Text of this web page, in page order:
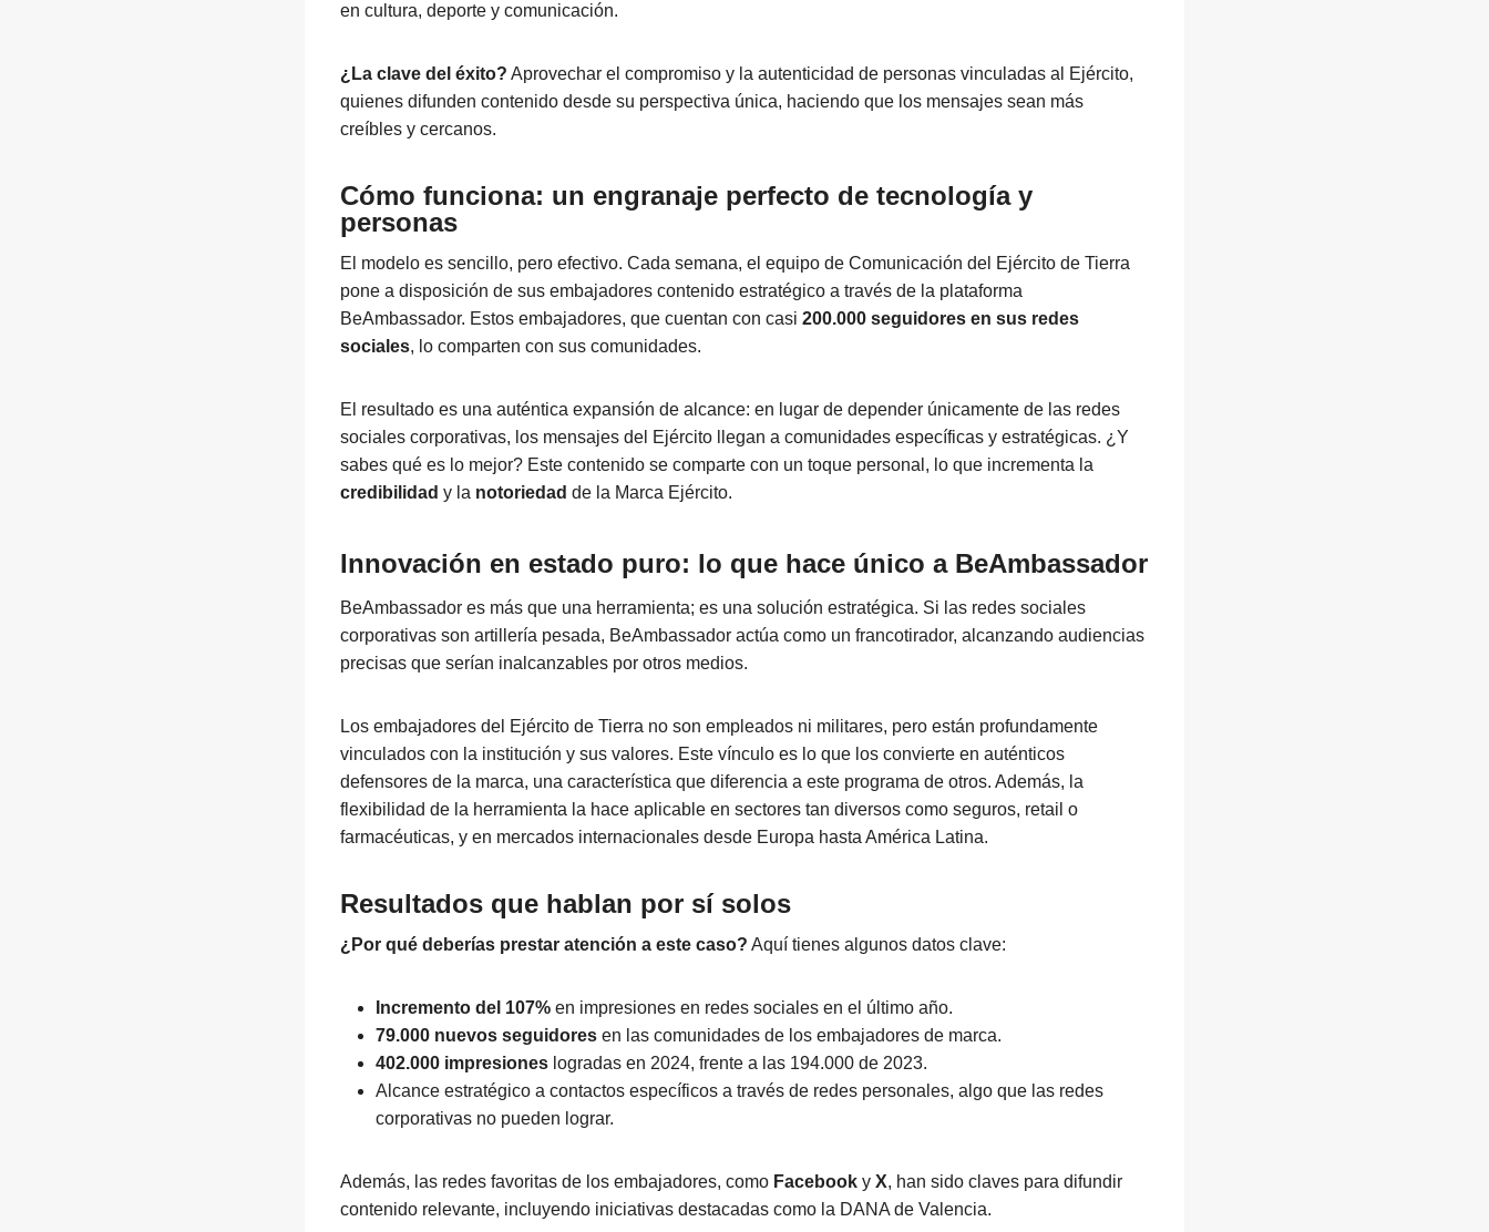
en cultura, deporte y comunicación.
¿La clave del éxito? Aprovechar el compromiso y la autenticidad de personas vinculadas al Ejército,
quienes difunden contenido desde su perspectiva única, haciendo que los mensajes sean más
creíbles y cercanos.
Cómo funciona: un engranaje perfecto de tecnología y
personas
El modelo es sencillo, pero efectivo. Cada semana, el equipo de Comunicación del Ejército de Tierra
pone a disposición de sus embajadores contenido estratégico a través de la plataforma
BeAmbassador. Estos embajadores, que cuentan con casi 200.000 seguidores en sus redes
sociales, lo comparten con sus comunidades.
El resultado es una auténtica expansión de alcance: en lugar de depender únicamente de las redes
sociales corporativas, los mensajes del Ejército llegan a comunidades específicas y estratégicas. ¿Y
sabes qué es lo mejor? Este contenido se comparte con un toque personal, lo que incrementa la
credibilidad y la notoriedad de la Marca Ejército.
Innovación en estado puro: lo que hace único a BeAmbassador
BeAmbassador es más que una herramienta; es una solución estratégica. Si las redes sociales
corporativas son artillería pesada, BeAmbassador actúa como un francotirador, alcanzando audiencias
precisas que serían inalcanzables por otros medios.
Los embajadores del Ejército de Tierra no son empleados ni militares, pero están profundamente
vinculados con la institución y sus valores. Este vínculo es lo que los convierte en auténticos
defensores de la marca, una característica que diferencia a este programa de otros. Además, la
flexibilidad de la herramienta la hace aplicable en sectores tan diversos como seguros, retail o
farmacéuticas, y en mercados internacionales desde Europa hasta América Latina.
Resultados que hablan por sí solos
¿Por qué deberías prestar atención a este caso? Aquí tienes algunos datos clave:
Incremento del 107% en impresiones en redes sociales en el último año.
79.000 nuevos seguidores en las comunidades de los embajadores de marca.
402.000 impresiones logradas en 2024, frente a las 194.000 de 2023.
Alcance estratégico a contactos específicos a través de redes personales, algo que las redes
corporativas no pueden lograr.
Además, las redes favoritas de los embajadores, como Facebook y X, han sido claves para difundir
contenido relevante, incluyendo iniciativas destacadas como la DANA de Valencia.